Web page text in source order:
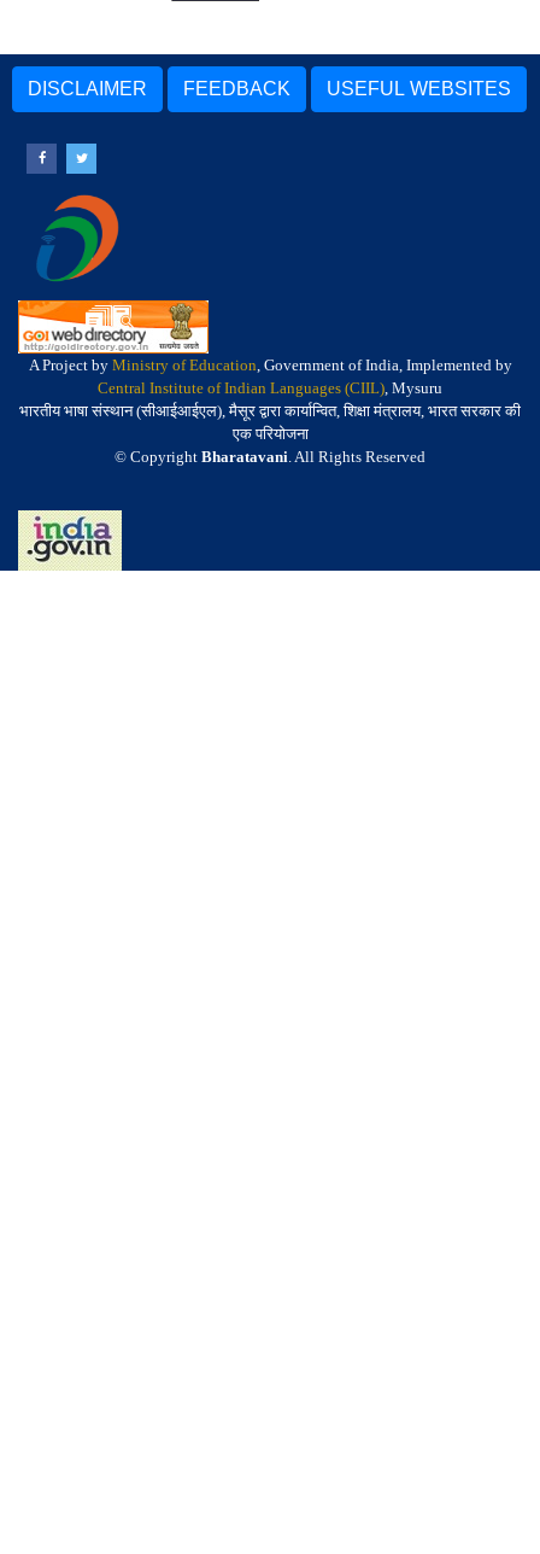
DISCLAIMER FEEDBACK USEFUL WEBSITES
A Project by Ministry of Education, Government of India, Implemented by
Central Institute of Indian Languages (CIIL), Mysuru
भारतीय भाषा संस्थान (सीआईआईएल), मैसूर द्वारा कार्यान्वित, शिक्षा मंत्रालय, भारत सरकार की
एक परियोजना
© Copyright Bharatavani. All Rights Reserved